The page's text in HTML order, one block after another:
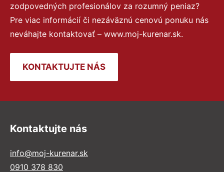
zodpovedných profesionálov za rozumný peniaz?
Pre viac informácií či nezáväznú cenovú ponuku nás
neváhajte kontaktovať – www.moj-kurenar.sk.
KONTAKTUJTE NÁS
Kontaktujte nás
info@moj-kurenar.sk
0910 378 830